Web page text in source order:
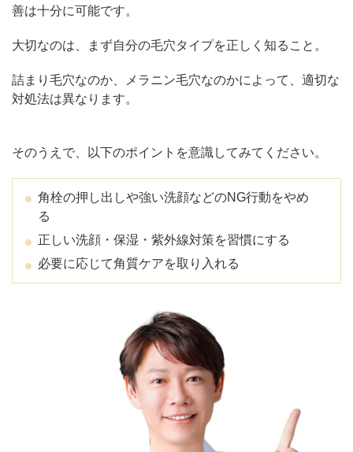
善は十分に可能です。
大切なのは、まず自分の毛穴タイプを正しく知ること。
詰まり毛穴なのか、メラニン毛穴なのかによって、適切な
対処法は異なります。
そのうえで、以下のポイントを意識してみてください。
角栓の押し出しや強い洗顔などのNG行動をやめ
る
正しい洗顔・保湿・紫外線対策を習慣にする
必要に応じて角質ケアを取り入れる